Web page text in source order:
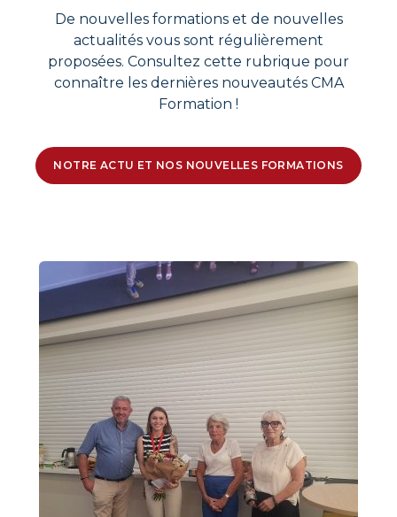
De nouvelles formations et de nouvelles
actualités vous sont régulièrement
proposées. Consultez cette rubrique pour
connaître les dernières nouveautés CMA
Formation !
NOTRE ACTU ET NOS NOUVELLES FORMATIONS